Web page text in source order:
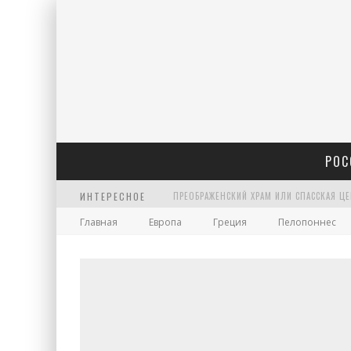
ИНТЕРЕСНОЕ
Главная Европа Греция Пелопоннес